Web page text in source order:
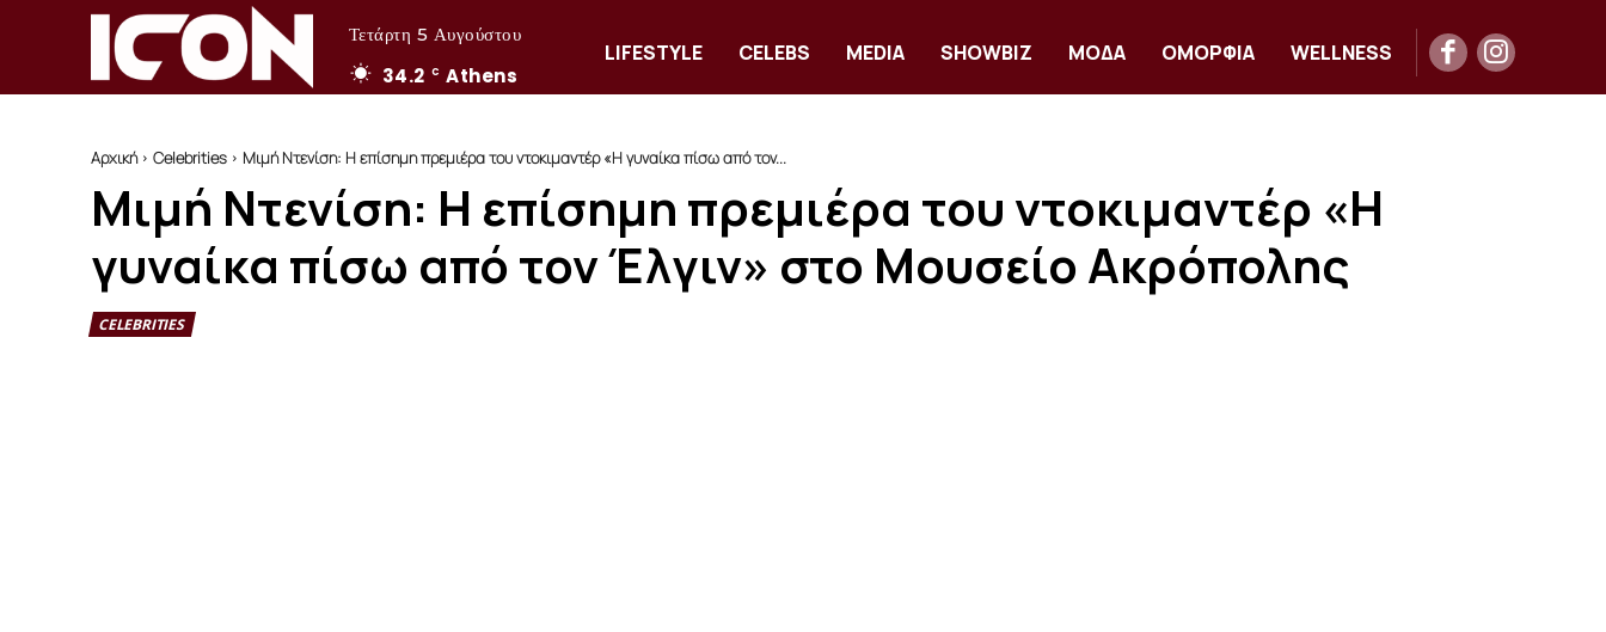
Τετάρτη 5 Αυγούστου
34.2 C Athens
LIFESTYLE CELEBS MEDIA SHOWBIZ ΜΟΔΑ ΟΜΟΡΦΙΑ WELLNESS
Αρχική Celebrities Μιμή Ντενίση: Η επίσημη πρεμιέρα του ντοκιμαντέρ «Η γυναίκα πίσω από τον...
Μιμή Ντενίση: Η επίσημη πρεμιέρα του ντοκιμαντέρ «Η
γυναίκα πίσω από τον Έλγιν» στο Μουσείο Ακρόπολης
CELEBRITIES